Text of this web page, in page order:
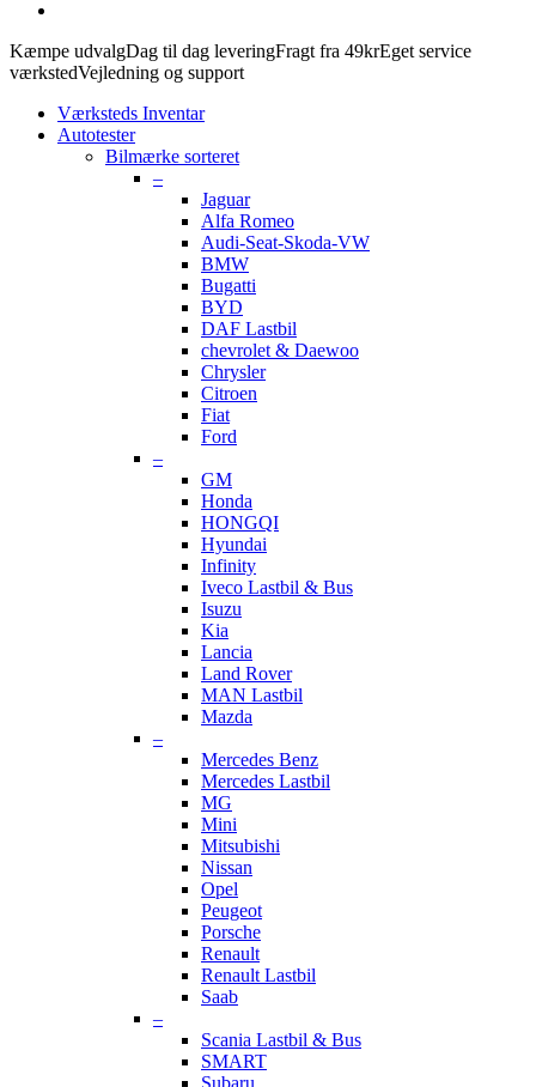
Kæmpe udvalgDag til dag leveringFragt fra 49krEget service
værkstedVejledning og support
Værksteds Inventar
Autotester
Bilmærke sorteret
–
Jaguar
Alfa Romeo
Audi-Seat-Skoda-VW
BMW
Bugatti
BYD
DAF Lastbil
chevrolet & Daewoo
Chrysler
Citroen
Fiat
Ford
–
GM
Honda
HONGQI
Hyundai
Infinity
Iveco Lastbil & Bus
Isuzu
Kia
Lancia
Land Rover
MAN Lastbil
Mazda
–
Mercedes Benz
Mercedes Lastbil
MG
Mini
Mitsubishi
Nissan
Opel
Peugeot
Porsche
Renault
Renault Lastbil
Saab
–
Scania Lastbil & Bus
SMART
Subaru